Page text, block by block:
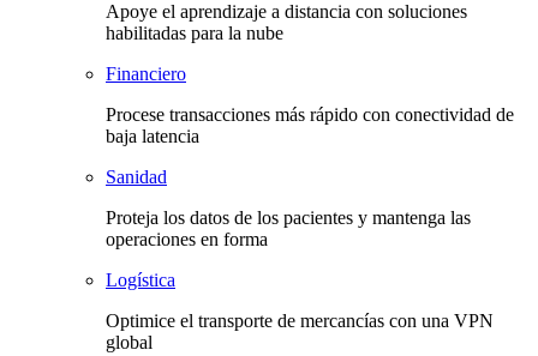
Apoye el aprendizaje a distancia con soluciones
habilitadas para la nube
Financiero
Procese transacciones más rápido con conectividad de
baja latencia
Sanidad
Proteja los datos de los pacientes y mantenga las
operaciones en forma
Logística
Optimice el transporte de mercancías con una VPN
global